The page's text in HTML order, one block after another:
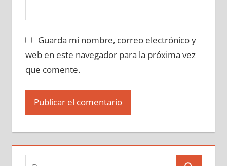
Guarda mi nombre, correo electrónico y
web en este navegador para la próxima vez
que comente.